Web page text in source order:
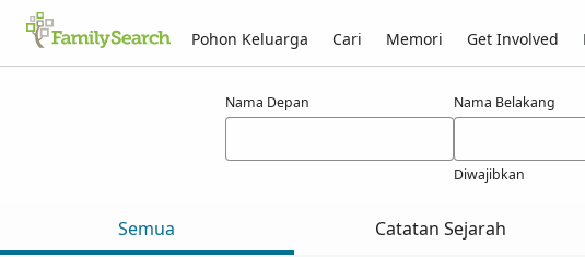
Pohon Keluarga Cari Memori Get Involved
Nama Depan Nama Belakang
Diwajibkan
Semua Catatan Sejarah